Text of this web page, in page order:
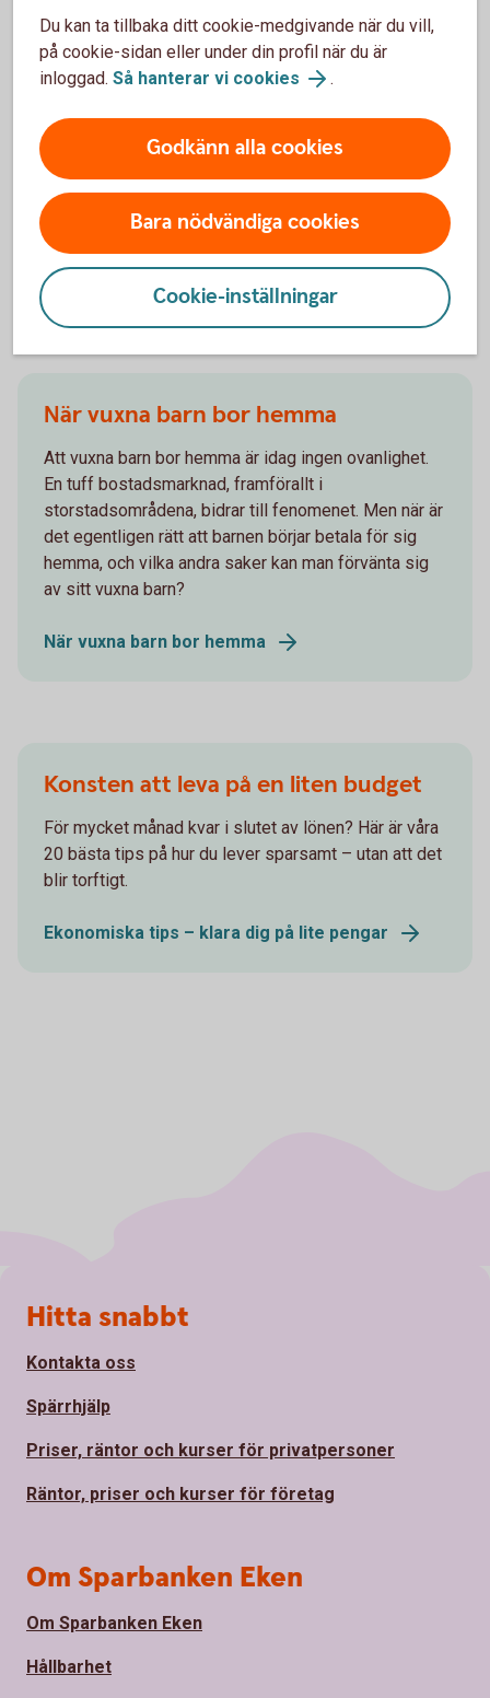
Våra tjänster för dig 18-21
kostnad. Du får en rad tjänster som gör att du kan
sköta din ekonomi själv.
Nyckelkund 18-21
Andra läser också
När vuxna barn bor hemma
Att vuxna barn bor hemma är idag ingen ovanlighet.
En tuff bostadsmarknad, framförallt i
storstadsområdena, bidrar till fenomenet. Men när är
det egentligen rätt att barnen börjar betala för sig
hemma, och vilka andra saker kan man förvänta sig
av sitt vuxna barn?
När vuxna barn bor hemma
Konsten att leva på en liten budget
För mycket månad kvar i slutet av lönen? Här är våra
20 bästa tips på hur du lever sparsamt – utan att det
blir torftigt.
Ekonomiska tips – klara dig på lite pengar
Du kan ta tillbaka ditt cookie-medgivande när du vill,
på cookie-sidan eller under din profil när du är
inloggad. Så hanterar vi cookies .
Godkänn alla cookies
Bara nödvändiga cookies
Cookie-inställningar
Sidfot
Hitta snabbt
Kontakta oss
Spärrhjälp
Priser, räntor och kurser för privatpersoner
Räntor, priser och kurser för företag
Om Sparbanken Eken
Om Sparbanken Eken
Hållbarhet